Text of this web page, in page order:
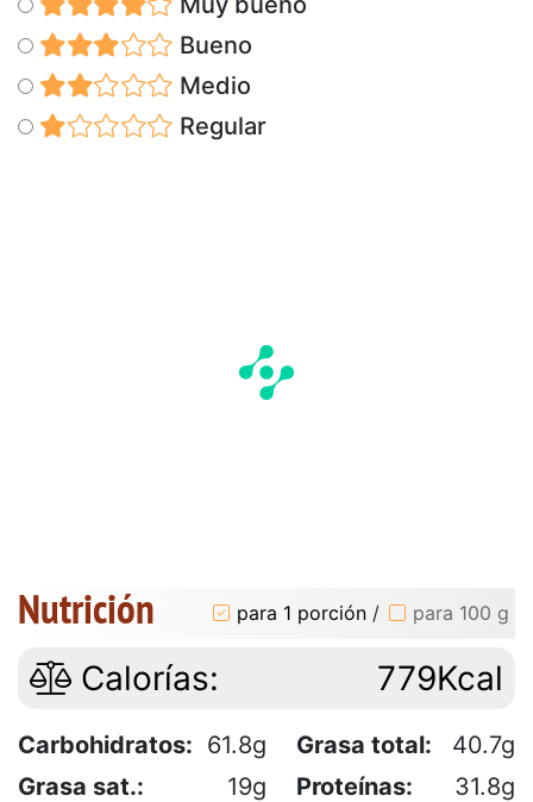
Bueno
Medio
Regular
Nutrición para 1 porción / para 100 g
Calorías: 779Kcal
Carbohidratos: 61.8g Grasa total:
40.7g
Grasa sat.:
19g Proteínas:
31.8g